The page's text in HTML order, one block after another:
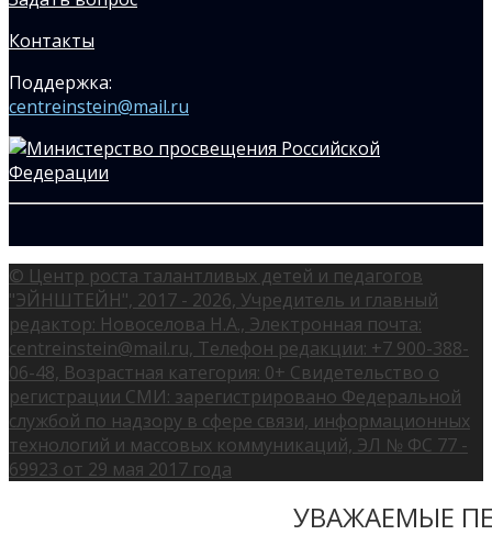
Контакты
Поддержка:
centreinstein@mail.ru
© Центр роста талантливых детей и педагогов
"ЭЙНШТЕЙН", 2017 - 2026, Учредитель и главный
редактор: Новоселова Н.А., Электронная почта:
centreinstein@mail.ru, Телефон редакции: +7 900-388-
06-48, Возрастная категория: 0+ Свидетельство о
регистрации СМИ: зарегистрировано Федеральной
службой по надзору в сфере связи, информационных
технологий и массовых коммуникаций, ЭЛ № ФС 77 -
69923 от 29 мая 2017 года
УВАЖАЕМЫЕ